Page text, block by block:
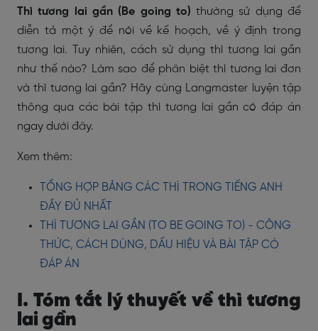
Thì tương lai gần (Be going to)thường sử dụng để
diễn tả một ý để nói về kế hoạch, về ý định trong
tương lai. Tuy nhiên, cách sử dụng thì tương lai gần
như thế nào? Làm sao để phân biệt thì tương lai đơn
và thì tương lai gần? Hãy cùng Langmaster luyện tập
thông qua các bài tập thì tương lai gần có đáp án
ngay dưới đây.
Xem thêm:
TỔNG HỢP BẢNG CÁC THÌ TRONG TIẾNG ANH
ĐẦY ĐỦ NHẤT
THÌ TƯƠNG LAI GẦN (TO BE GOING TO) - CÔNG
THỨC, CÁCH DÙNG, DẤU HIỆU VÀ BÀI TẬP CÓ
ĐÁP ÁN
I. Tóm tắt lý thuyết về thì tương
lai gần